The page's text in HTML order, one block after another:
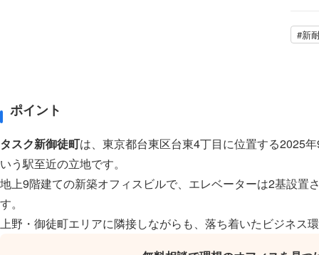
#新
ポイント
タスク新御徒町は、東京都台東区台東4丁目に位置する2025
いう駅至近の立地です。
地上9階建ての新築オフィスビルで、エレベーターは2基設
す。
上野・御徒町エリアに隣接しながらも、落ち着いたビジネス